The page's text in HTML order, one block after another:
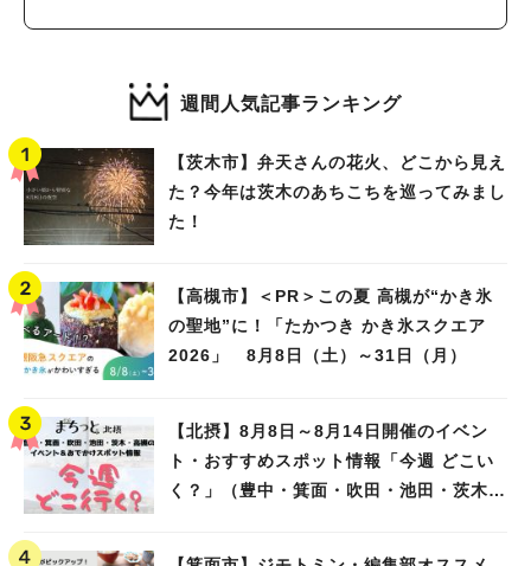
週間人気記事ランキング
【茨木市】弁天さんの花火、どこから見え
た？今年は茨木のあちこちを巡ってみまし
た！
【高槻市】＜PR＞この夏 高槻が“かき氷
の聖地”に！「たかつき かき氷スクエア
2026」 8月8日（土）～31日（月）
【北摂】8月8日～8月14日開催のイベン
ト・おすすめスポット情報「今週 どこい
く？」（豊中・箕面・吹田・池田・茨木・